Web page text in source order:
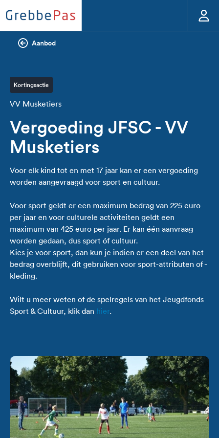
Aanbod
Kortingsactie
VV Musketiers
Vergoeding JFSC - VV
Musketiers
Voor elk kind tot en met 17 jaar kan er een vergoeding
worden aangevraagd voor sport en cultuur.
Voor sport geldt er een maximum bedrag van 225 euro
per jaar en voor culturele activiteiten geldt een
maximum van 425 euro per jaar. Er kan één aanvraag
worden gedaan, dus sport óf cultuur.
Kies je voor sport, dan kun je indien er een deel van het
bedrag overblijft, dit gebruiken voor sport-attributen of -
kleding.
Wilt u meer weten of de spelregels van het Jeugdfonds
Sport & Cultuur, klik dan hier.